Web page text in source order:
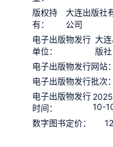
版权持
有：
大连出版社
公司
电子出版物发行
单位：
大
版社
电子出版物发行网站
电子出版物发行批次
电子出版物发行
时间：
10-
数字图书定价：